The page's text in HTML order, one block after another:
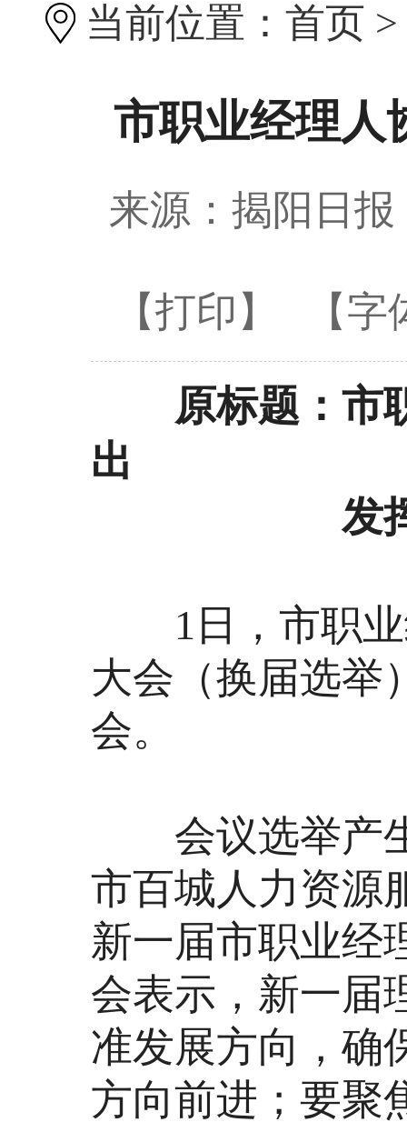
当前位置： 首页 >
市职业经理人
来源：揭阳日报
【打印】 【
原标题：市职
出
发
1日，市职业
大会（换届选举
会。
会议选举产生
市百城人力资源
新一届市职业经
会表示，新一届
准发展方向，确
方向前进；要聚